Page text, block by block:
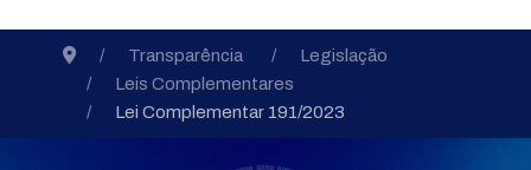
Transparência
Legislação
Leis Complementares
Lei Complementar 191/2023